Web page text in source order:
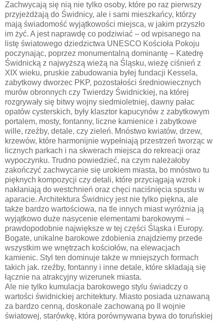
Zachwycają się nią nie tylko osoby, które po raz pierwszy
przyjeżdżają do Świdnicy, ale i sami mieszkańcy, którzy
mają świadomość wyjątkowości miejsca, w jakim przyszło
im żyć. A jest naprawdę co podziwiać – od wpisanego na
listę światowego dziedzictwa UNESCO Kościoła Pokoju
poczynając, poprzez monumentalną dominantę – Katedrę
Świdnicką z najwyższą wieżą na Śląsku, wieżę ciśnień z
XIX wieku, pruskie zabudowania byłej fundacji Kessela,
zabytkowy dworzec PKP, pozostałości średniowiecznych
murów obronnych czy Twierdzy Świdnickiej, na której
rozgrywały się bitwy wojny siedmioletniej, dawny pałac
opatów cysterskich, były klasztor kapucynów z zabytkowym
portalem, mosty, fontanny, liczne kamienice i zabytkowe
wille, rzeźby, detale, czy zieleń. Mnóstwo kwiatów, drzew,
krzewów, które harmonijnie wypełniają przestrzeń tworząc w
licznych parkach i na skwerach miejsca do rekreacji oraz
wypoczynku. Trudno powiedzieć, na czym należałoby
zakończyć zachwycanie się urokiem miasta, bo mnóstwo tu
pięknych kompozycji czy detali, które przyciągają wzrok i
nakłaniają do westchnień oraz chęci naciśnięcia spustu w
aparacie. Architektura Świdnicy jest nie tylko piękna, ale
także bardzo wartościowa, na tle innych miast wyróżnia ją
wyjątkowo duże nasycenie elementami barokowymi –
prawdopodobnie największe w tej części Śląska i Europy.
Bogate, unikalne barokowe zdobienia znajdziemy przede
wszystkim we wnętrzach kościołów, na elewacjach
kamienic. Styl ten dominuje także w mniejszych formach
takich jak. rzeźby, fontanny i inne detale, które składają się
łącznie na atrakcyjny wizerunek miasta.
Ale nie tylko kumulacja barokowego stylu świadczy o
wartości świdnickiej architektury. Miasto posiada uznawaną
za bardzo cenną, doskonale zachowaną po II wojnie
światowej, starówkę, która porównywana bywa do toruńskiej